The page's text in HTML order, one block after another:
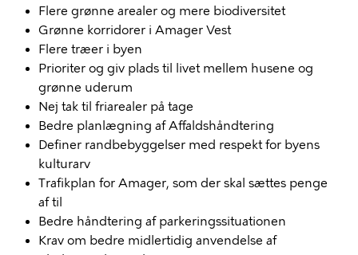
Flere grønne arealer og mere biodiversitet
Grønne korridorer i Amager Vest
Flere træer i byen
Prioriter og giv plads til livet mellem husene og
grønne uderum
Nej tak til friarealer på tage
Bedre planlægning af Affaldshåndtering
Definer randbebyggelser med respekt for byens
kulturarv
Trafikplan for Amager, som der skal sættes penge
af til
Bedre håndtering af parkeringssituationen
Krav om bedre midlertidig anvendelse af